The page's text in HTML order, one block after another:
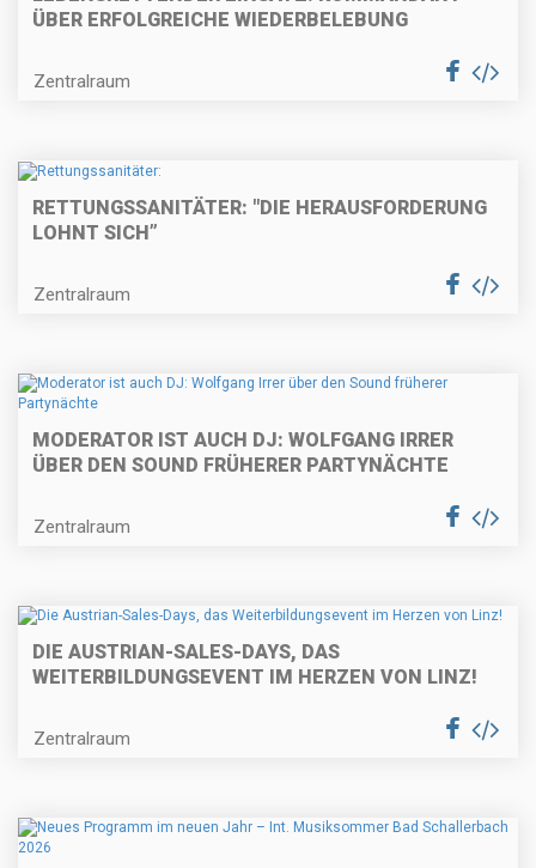
ÜBER ERFOLGREICHE WIEDERBELEBUNG
Zentralraum
RETTUNGSSANITÄTER: "DIE HERAUSFORDERUNG
LOHNT SICH”
Zentralraum
MODERATOR IST AUCH DJ: WOLFGANG IRRER
ÜBER DEN SOUND FRÜHERER PARTYNÄCHTE
Zentralraum
DIE AUSTRIAN-SALES-DAYS, DAS
WEITERBILDUNGSEVENT IM HERZEN VON LINZ!
Zentralraum